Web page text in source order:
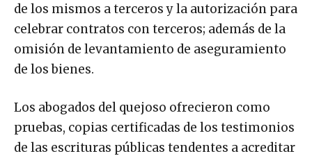
de los mismos a terceros y la autorización para
celebrar contratos con terceros; además de la
omisión de levantamiento de aseguramiento
de los bienes.
Los abogados del quejoso ofrecieron como
pruebas, copias certificadas de los testimonios
de las escrituras públicas tendentes a acreditar